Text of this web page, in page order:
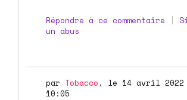
Répondre à ce commentaire |
un abus
par Tobacco , le 14 avril 2022
10:05